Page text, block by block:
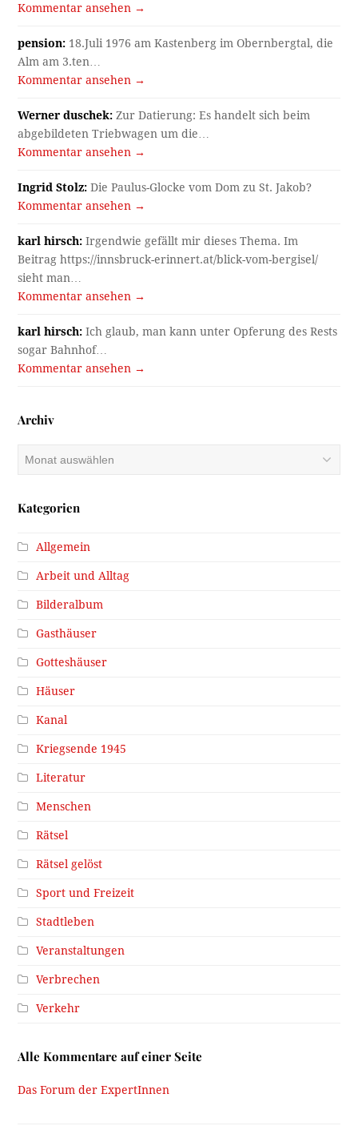
Kommentar ansehen →
pension: 18.Juli 1976 am Kastenberg im Obernbergtal, die
Alm am 3.ten…
Kommentar ansehen →
Werner duschek: Zur Datierung: Es handelt sich beim
abgebildeten Triebwagen um die…
Kommentar ansehen →
Ingrid Stolz: Die Paulus-Glocke vom Dom zu St. Jakob?
Kommentar ansehen →
karl hirsch: Irgendwie gefällt mir dieses Thema. Im
Beitrag https://innsbruck-erinnert.at/blick-vom-bergisel/
sieht man…
Kommentar ansehen →
karl hirsch: Ich glaub, man kann unter Opferung des Rests
sogar Bahnhof…
Kommentar ansehen →
Archiv
Kategorien
Allgemein
Arbeit und Alltag
Bilderalbum
Gasthäuser
Gotteshäuser
Häuser
Kanal
Kriegsende 1945
Literatur
Menschen
Rätsel
Rätsel gelöst
Sport und Freizeit
Stadtleben
Veranstaltungen
Verbrechen
Verkehr
Alle Kommentare auf einer Seite
Das Forum der ExpertInnen